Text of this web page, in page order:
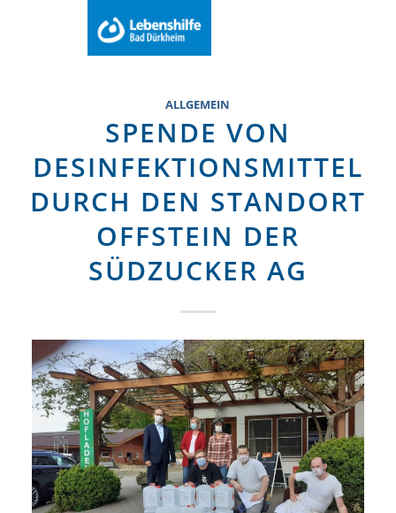
Startseite
ALLGEMEIN
SPENDE VON
DESINFEKTIONSMITTEL
DURCH DEN STANDORT
OFFSTEIN DER
SÜDZUCKER AG